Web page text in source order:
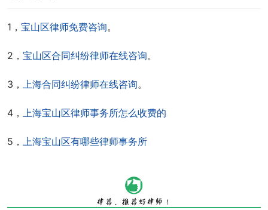
1， 宝山区律师免费咨询。
2， 宝山区合同纠纷律师在线咨询。
3， 上海合同纠纷律师在线咨询。
4， 上海宝山区律师事务所怎么收费的
5， 上海宝山区有哪些律师事务所